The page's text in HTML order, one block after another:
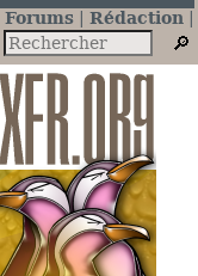
Forums
Rédaction